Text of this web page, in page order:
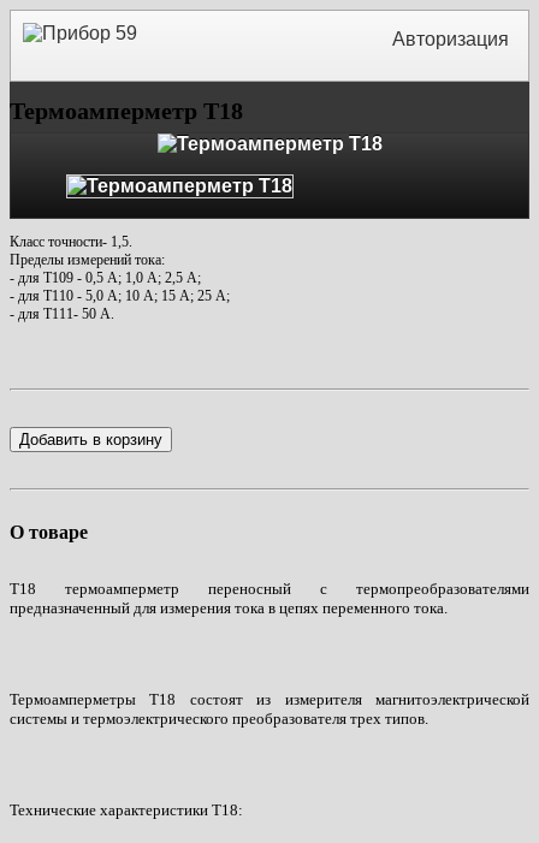
Авторизация
Термоамперметр Т18
Класс точности- 1,5.
Пределы измерений тока:
- для Т109 - 0,5 А; 1,0 А; 2,5 А;
- для Т110 - 5,0 А; 10 А; 15 А; 25 А;
- для Т111- 50 А.
Добавить в корзину
О товаре
Т18 термоамперметр переносный с термопреобразователями
предназначенный для измерения тока в цепях переменного тока.
Термоамперметры Т18 состоят из измерителя магнитоэлектрической
системы и термоэлектрического преобразователя трех типов.
Технические характеристики Т18: